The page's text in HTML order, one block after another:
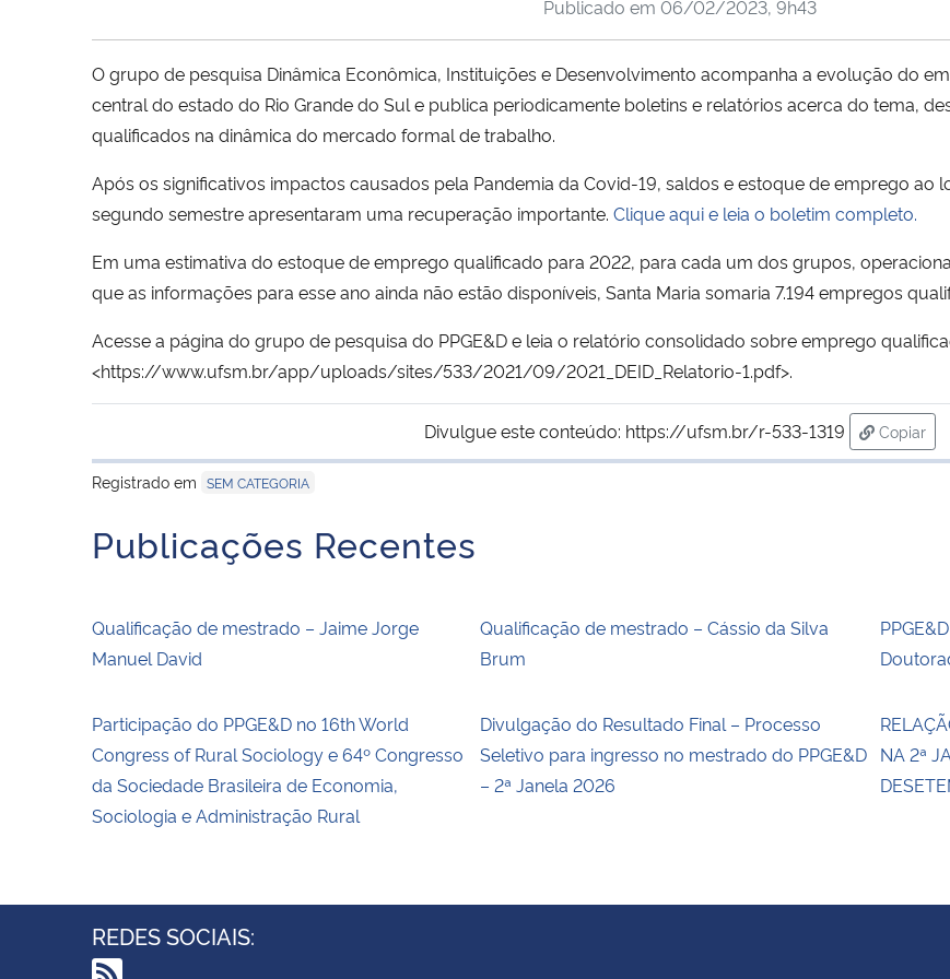
Publicado em 06/02/2023, 9h43
O grupo de pesquisa Dinâmica Econômica, Instituições e Desenvolvimento acompanha a evolução do
central do estado do Rio Grande do Sul e publica periodicamente boletins e relatórios acerca do tema,
qualificados na dinâmica do mercado formal de trabalho.
Após os significativos impactos causados pela Pandemia da Covid-19, saldos e estoque de emprego ao
segundo semestre apresentaram uma recuperação importante. Clique aqui e leia o boletim completo.
Em uma estimativa do estoque de emprego qualificado para 2022, para cada um dos grupos,
que as informações para esse ano ainda não estão disponíveis, Santa Maria somaria 7.194 empregos
Acesse a página do grupo de pesquisa do PPGE&D e leia o relatório consolidado sobre emprego
<https://www.ufsm.br/app/uploads/sites/533/2021/09/2021_DEID_Relatorio-1.pdf>.
Divulgue este conteúdo: https://ufsm.br/r-533-1319
Copiar
para
Registrado em SEM CATEGORIA
Publicações Recentes
Qualificação de mestrado – Jaime Jorge
Manuel David
Qualificação de mestrado – Cássio da Silva
Brum
Participação do PPGE&D no 16th World
Congress of Rural Sociology e 64º Congresso
da Sociedade Brasileira de Economia,
Sociologia e Administração Rural
Divulgação do Resultado Final – Processo
Seletivo para ingresso no mestrado do PPGE&D
– 2ª Janela 2026
NA 2ª
REDES SOCIAIS: